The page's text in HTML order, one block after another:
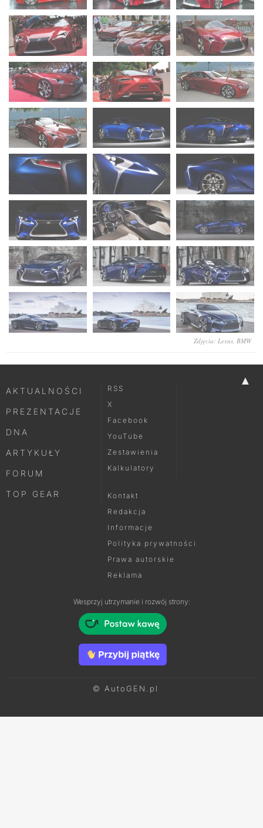
Zdjęcia: Lexus, BMW
▲
AKTUALNOŚCI
PREZENTACJE
DNA
ARTYKUŁY
FORUM
TOP GEAR
RSS
X
Facebook
YouTube
Zestawienia
Kalkulatory
Kontakt
Redakcja
Informacje
Polityka prywatności
Prawa autorskie
Reklama
Wesprzyj utrzymanie i rozwój strony:
© AutoGEN.pl